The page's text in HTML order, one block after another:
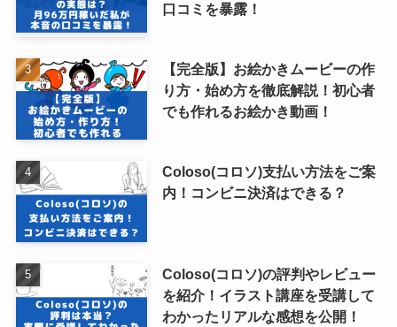
口コミを暴露！
【完全版】お絵かきムービーの作
り方・始め方を徹底解説！初心者
でも作れるお絵かき動画！
Coloso(コロソ)支払い方法をご案
内！コンビニ決済はできる？
Coloso(コロソ)の評判やレビュー
を紹介！イラスト講座を受講して
わかったリアルな感想を公開！